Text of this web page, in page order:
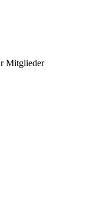
Mitglieder